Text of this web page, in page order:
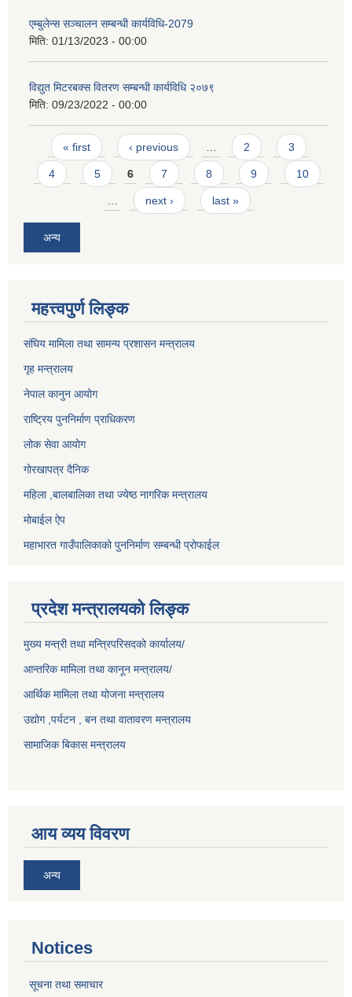
एम्बुलेन्स सञ्चालन सम्बन्धी कार्यविधि-2079
मिति: 01/13/2023 - 00:00
विद्युत मिटरबक्स वितरण सम्बन्धी कार्यविधि २०७९
मिति: 09/23/2022 - 00:00
Pages
« first ‹ previous 2 3
4 5 6 7 8 9 10
next › last »
अन्य
महत्त्वपुर्ण लिङ्क
संघिय मामिला तथा सामन्य प्रशासन मन्त्रालय
गृह मन्त्रालय
नेपाल कानुन आयोग
राष्ट्रिय पुननिर्माण प्राधिकरण
लोक सेवा आयोग
गोरखापत्र दैनिक
महिला ,बालबालिका तथा ज्येष्ठ नागरिक मन्त्रालय
मोबाईल ऐप
महाभारत गाउँपालिकाको पुननिर्माण सम्बन्धी प्रोफाईल
प्रदेश मन्त्रालयको लिङ्क
मुख्य मन्त्री तथा मन्त्रिपरिसदको कार्यालय/
आन्तरिक मामिला तथा कानून मन्त्रालय/
आर्थिक मामिला तथा योजना मन्त्रालय
उद्योग ,पर्यटन , बन तथा वातावरण मन्त्रालय
सामाजिक बिकास मन्त्रालय
आय व्यय विवरण
अन्य
Notices
सूचना तथा समाचार